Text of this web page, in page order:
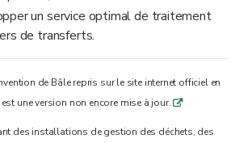
un service optimal de traitement
de transferts.
de Bâle repris sur le site internet officiel en
une version non encore mise à jour.q
des installations de gestion des déchets, des